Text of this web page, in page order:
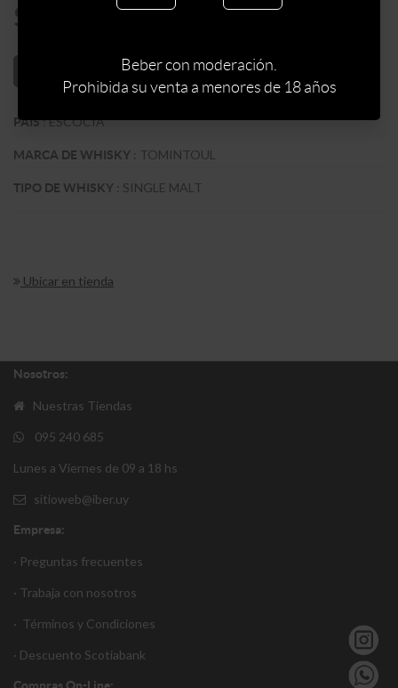
$
AÑADIR AL CARRITO
PAIS:ESCOCIA
MARCA DE WHISKY : TOMINTOUL
TIPO DE WHISKY : SINGLE MALT
Ubicar en tienda
Nosotros:
Nuestras Tiendas
095 240 685
Lunes a Viernes de 09 a 18 hs
sitioweb@iber.uy
Empresa:
· Preguntas frecuentes
· Trabaja con nosotros
· Términos y Condiciones
· Descuento Scotiabank
Compras On-Line:
Beber con moderación.
Prohibida su venta a menores de 18 años